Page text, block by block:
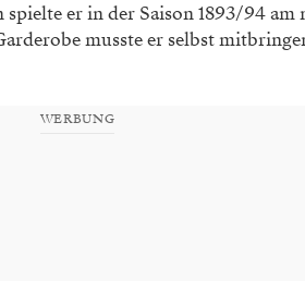
er in der Saison 1893/94 am
musste er selbst
WERBUNG